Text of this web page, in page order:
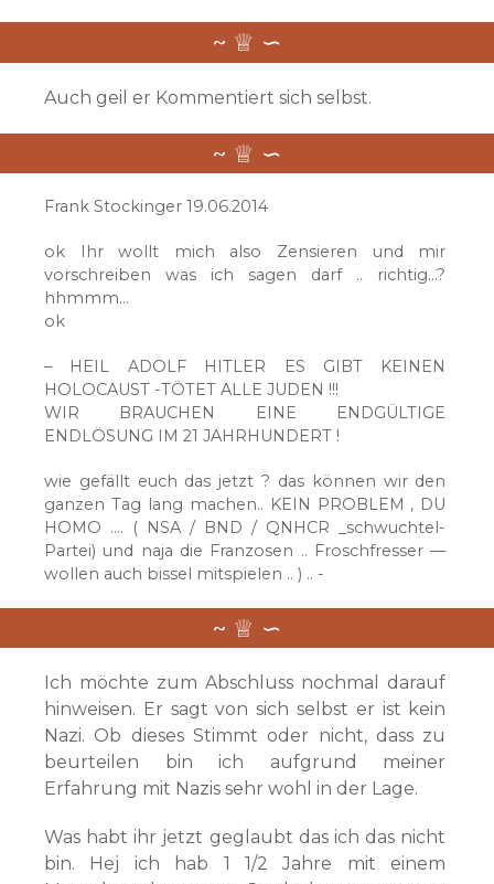
Auch geil er Kommentiert sich selbst.
Frank Stockinger 19.06.2014
ok Ihr wollt mich also Zensieren und mir
vorschreiben was ich sagen darf .. richtig…?
hhmmm…
ok
– HEIL ADOLF HITLER ES GIBT KEINEN
HOLOCAUST -TÖTET ALLE JUDEN !!!
WIR BRAUCHEN EINE ENDGÜLTIGE
ENDLÖSUNG IM 21 JAHRHUNDERT !
wie gefällt euch das jetzt ? das können wir den
ganzen Tag lang machen.. KEIN PROBLEM , DU
HOMO …. ( NSA / BND / QNHCR _schwuchtel-
Partei) und naja die Franzosen .. Froschfresser —
wollen auch bissel mitspielen .. ) .. -
Ich möchte zum Abschluss nochmal darauf
hinweisen. Er sagt von sich selbst er ist kein
Nazi. Ob dieses Stimmt oder nicht, dass zu
beurteilen bin ich aufgrund meiner
Erfahrung mit Nazis sehr wohl in der Lage.
Was habt ihr jetzt geglaubt das ich das nicht
bin. Hej ich hab 1 1/2 Jahre mit einem